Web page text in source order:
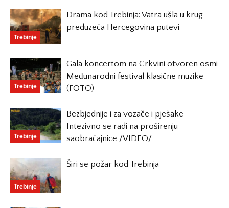
Trebinje
Drama kod Trebinja: Vatra ušla u krug
preduzeća Hercegovina putevi
Trebinje
Gala koncertom na Crkvini otvoren osmi
Međunarodni festival klasične muzike
(FOTO)
Trebinje
Bezbjednije i za vozače i pješake –
Intezivno se radi na proširenju
saobraćajnice /VIDEO/
Trebinje
Širi se požar kod Trebinja